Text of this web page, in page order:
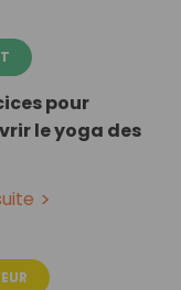
pour
le yoga des